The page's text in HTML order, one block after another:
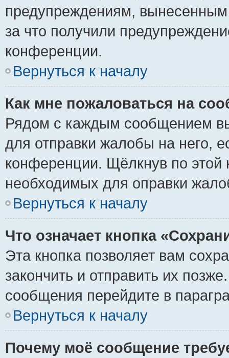
предупреждениям,
за что получили
конференции.
Вернуться к началу
Как мне пожаловаться на
Рядом с каждым сообщением
для отправки жалобы на него,
конференции. Щёлкнув по этой
необходимых для оправки
Вернуться к началу
Что означает кнопка
Эта кнопка позволяет вам
закончить и отправить их
сообщения перейдите в
Вернуться к началу
Почему моё сообщение